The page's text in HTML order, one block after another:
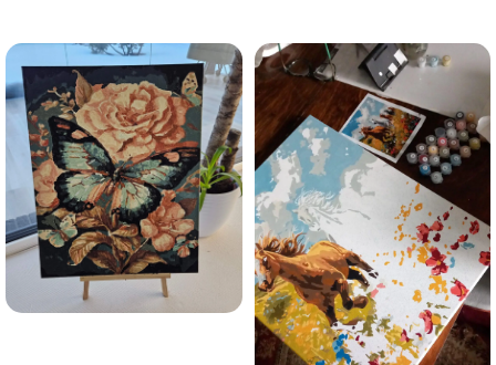
GleznoPats.lvPrivātuma politika
SAŅEMT -10%